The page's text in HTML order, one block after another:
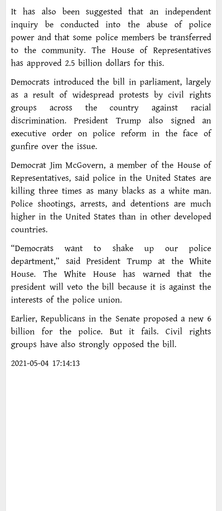
It has also been suggested that an independent
inquiry be conducted into the abuse of police
power and that some police members be transferred
to the community. The House of Representatives
has approved 2.5 billion dollars for this.
Democrats introduced the bill in parliament, largely
as a result of widespread protests by civil rights
groups across the country against racial
discrimination. President Trump also signed an
executive order on police reform in the face of
gunfire over the issue.
Democrat Jim McGovern, a member of the House of
Representatives, said police in the United States are
killing three times as many blacks as a white man.
Police shootings, arrests, and detentions are much
higher in the United States than in other developed
countries.
“Democrats want to shake up our police
department,” said President Trump at the White
House. The White House has warned that the
president will veto the bill because it is against the
interests of the police union.
Earlier, Republicans in the Senate proposed a new 6
billion for the police. But it fails. Civil rights
groups have also strongly opposed the bill.
2021-05-04 17:14:13